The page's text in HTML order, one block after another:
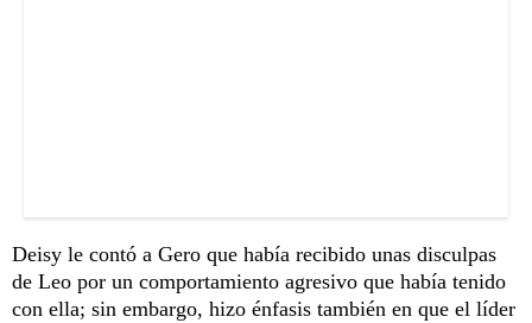
Deisy le contó a Gero que había recibido unas disculpas
de Leo por un comportamiento agresivo que había tenido
con ella; sin embargo, hizo énfasis también en que el líder